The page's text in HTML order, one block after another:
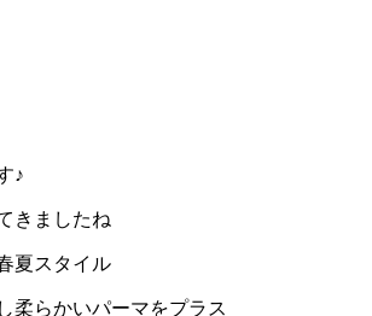
♪
きましたね
夏スタイル
柔らかいパーマをプラス